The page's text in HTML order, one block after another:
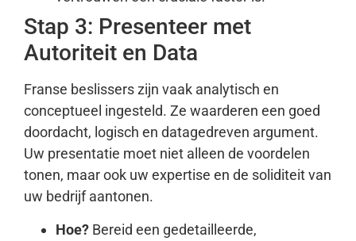
Stap 3: Presenteer met
Autoriteit en Data
Franse beslissers zijn vaak analytisch en
conceptueel ingesteld. Ze waarderen een goed
doordacht, logisch en datagedreven argument.
Uw presentatie moet niet alleen de voordelen
tonen, maar ook uw expertise en de soliditeit van
uw bedrijf aantonen.
Hoe? Bereid een gedetailleerde,